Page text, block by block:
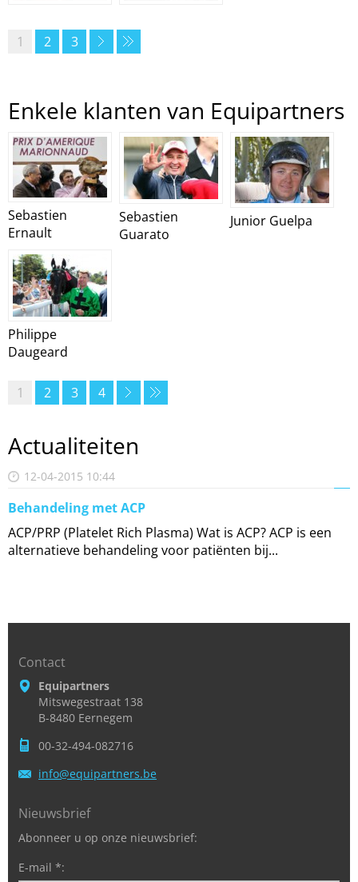
1 2 3
Enkele klanten van Equipartners
Sebastien
Ernault
Sebastien
Guarato
Junior Guelpa
Philippe
Daugeard
1 2 3 4
Actualiteiten
12-04-2015 10:44
Behandeling met ACP
ACP/PRP (Platelet Rich Plasma) Wat is ACP? ACP is een
alternatieve behandeling voor patiënten bij...
Contact
Equipartners
Mitswegestraat 138
B-8480 Eernegem
00-32-494-082716
info@equipartners.be
Nieuwsbrief
Abonneer u op onze nieuwsbrief:
E-mail *: